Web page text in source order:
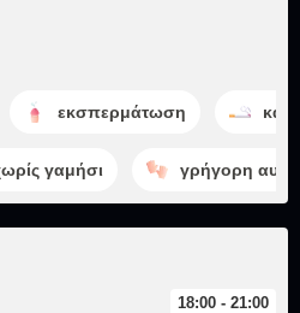
εκσπερμάτωση
γαμήσι γρήγορη
18:00 - 21:00